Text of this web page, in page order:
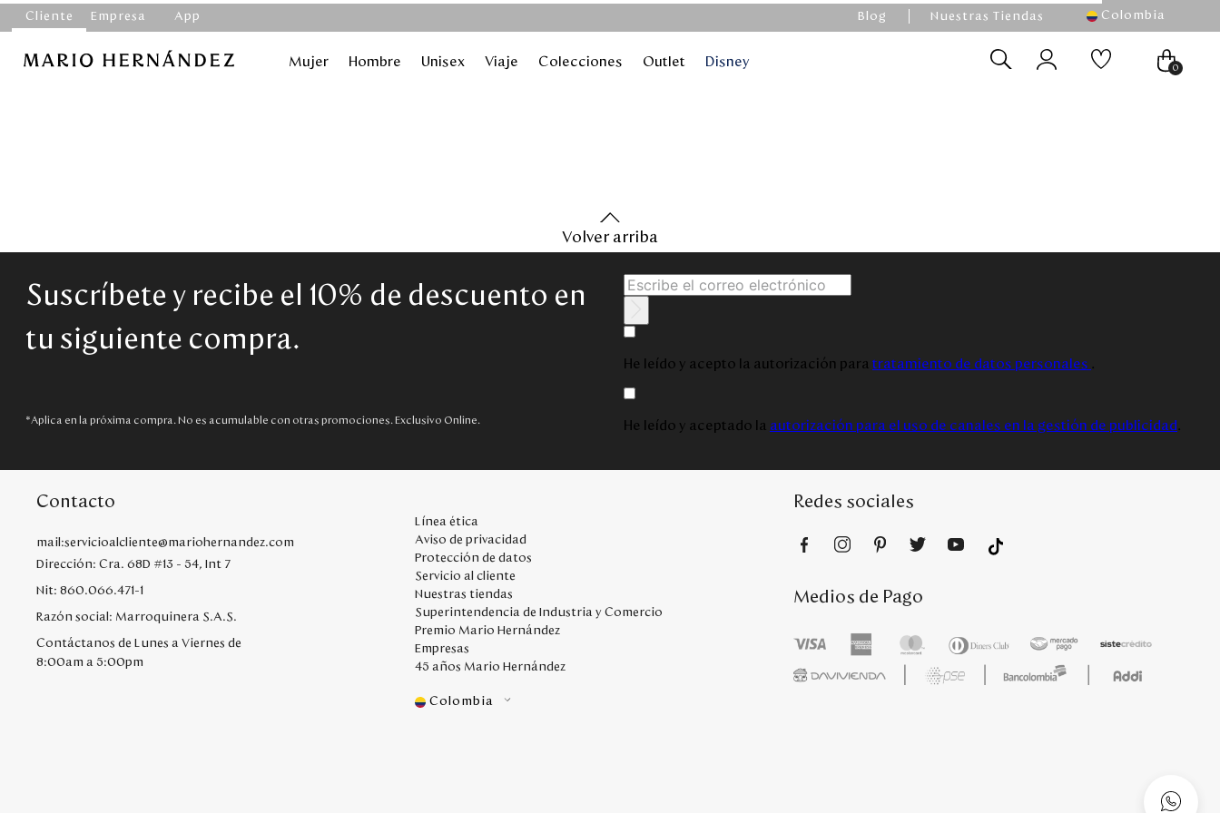
Cliente Empresa App Blog Nuestras Tiendas Colombia
Mujer Hombre Unisex Viaje Colecciones Outlet Disney 0
Volver arriba
Suscríbete y recibe el 10% de descuento en
tu siguiente compra.
*Aplica en la próxima compra. No es acumulable con otras promociones. Exclusivo Online.
He leído y acepto la autorización para tratamiento de datos personales .
He leído y aceptado la autorización para el uso de canales en la gestión de publicidad .
Contacto
mail:servicioalcliente@mariohernandez.com
Dirección: Cra. 68D #13 - 54, Int 7
Nit: 860.066.471-1
Razón social: Marroquinera S.A.S.
Contáctanos de Lunes a Viernes de
8:00am a 5:00pm
Línea ética
Aviso de privacidad
Protección de datos
Servicio al cliente
Nuestras tiendas
Superintendencia de Industria y Comercio
Premio Mario Hernández
Empresas
45 años Mario Hernández
Colombia
Redes sociales
Medios de Pago